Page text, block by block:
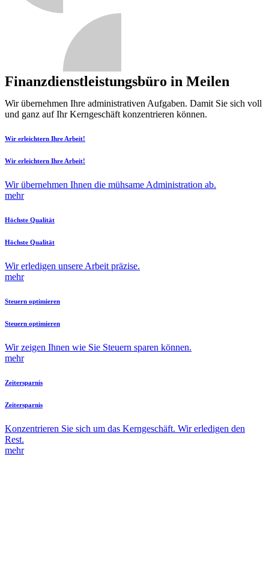
Finanzdienstleistungsbüro in Meilen
Wir übernehmen Ihre administrativen Aufgaben. Damit Sie sich voll
und ganz auf Ihr Kerngeschäft konzentrieren können.
Wir erleichtern Ihre Arbeit!
Wir erleichtern Ihre Arbeit!
Wir übernehmen Ihnen die mühsame Administration ab.
mehr
Höchste Qualität
Höchste Qualität
Wir erledigen unsere Arbeit präzise.
mehr
Steuern optimieren
Steuern optimieren
Wir zeigen Ihnen wie Sie Steuern sparen können.
mehr
Zeitersparnis
Zeitersparnis
Konzentrieren Sie sich um das Kerngeschäft. Wir erledigen den
Rest.
mehr